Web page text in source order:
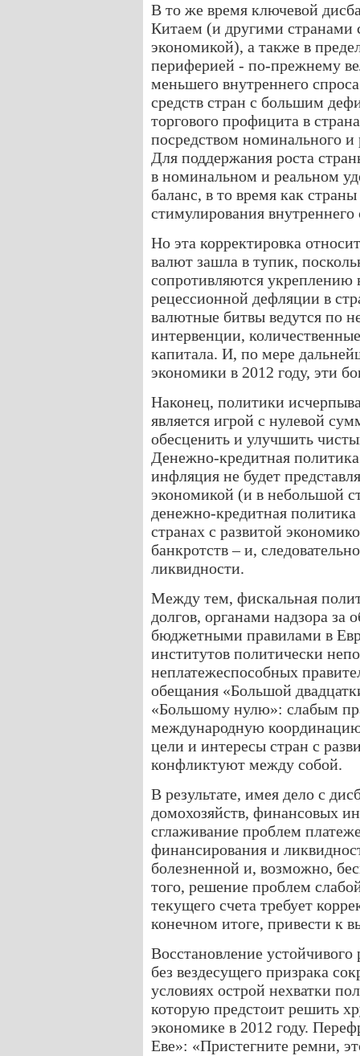
В то же время ключевой
Китаем (и другими
экономикой), а также в
периферией ‑ по-прежнему
меньшего внутреннего
средств стран с большим
торгового профицита в
посредством номинального и
Для поддержания роста
в номинальном и реальном
баланс, в то время как
стимулирования
Но эта корректировка
валют зашла в тупик,
сопротивляются укреплению
рецессионной дефляции в
валютные битвы ведутся по
интервенции,
капитала. И, по мере
экономики в 2012 году, эти
Наконец, политики
является игрой с нулевой
обесценить и улучшить
Денежно-кредитная
инфляция не будет
экономикой (и в небольшой
денежно-кредитная
странах с развитой
банкротств – и,
ликвидности.
Между тем, фискальная
долгов, органами надзора
бюджетными правилами в
институтов политически
неплатежеспособных
обещания «Большой
«Большому нулю»: слабым
международную
цели и интересы стран с
конфликтуют между собой.
В результате, имея дело с
домохозяйств, финансовых
сглаживание проблем
финансирования и
болезненной и, возможно,
того, решение проблем
текущего счета требует
конечном итоге, привести к
Восстановление
без вездесущего призрака
условиях острой нехватки
которую предстоит решить
экономике в 2012 году.
Еве»: «Пристегните ремни,